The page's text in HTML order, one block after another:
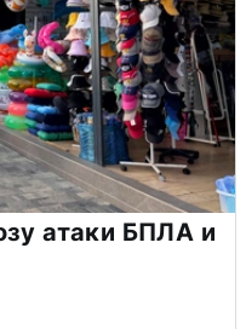
атаки БПЛА и